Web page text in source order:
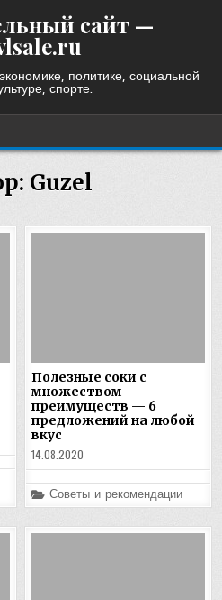
сайт —
политике, социальной
спорте.
Guzel
Полезные соки с
множеством
преимуществ — 6
предложений на любой
вкус
14.08.2020
Posted
in
Советы и рекомендации